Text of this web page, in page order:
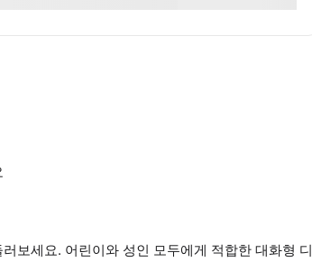
보세요. 어린이와 성인 모두에게 적합한 대화형 디